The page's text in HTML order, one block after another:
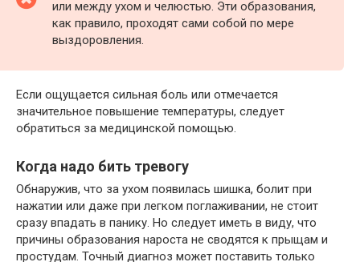
или между ухом и челюстью. Эти образования,
как правило, проходят сами собой по мере
выздоровления.
Если ощущается сильная боль или отмечается
значительное повышение температуры, следует
обратиться за медицинской помощью.
Когда надо бить тревогу
Обнаружив, что за ухом появилась шишка, болит при
нажатии или даже при легком поглаживании, не стоит
сразу впадать в панику. Но следует иметь в виду, что
причины образования нароста не сводятся к прыщам и
простудам. Точный диагноз может поставить только